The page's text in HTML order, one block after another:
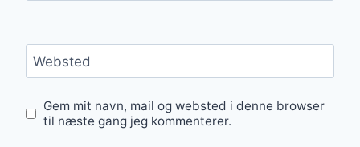
Websted
Gem mit navn, mail og websted i denne browser
til næste gang jeg kommenterer.